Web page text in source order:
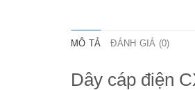
MÔ TẢ ĐÁNH GIÁ (0)
Dây cáp điện